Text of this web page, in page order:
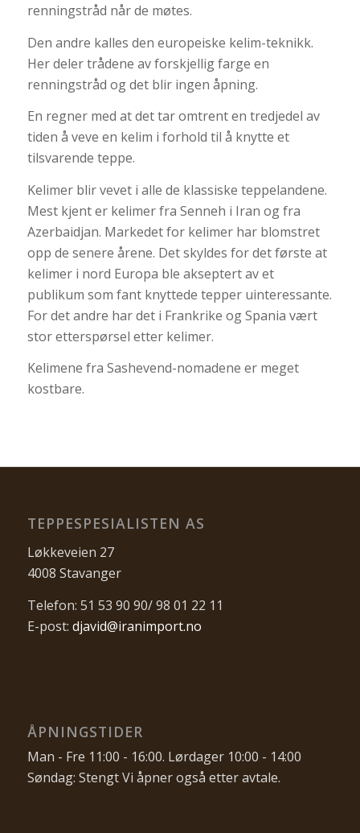
renningstråd når de møtes.
Den andre kalles den europeiske kelim-teknikk.
Her deler trådene av forskjellig farge en
renningstråd og det blir ingen åpning.
En regner med at det tar omtrent en tredjedel av
tiden å veve en kelim i forhold til å knytte et
tilsvarende teppe.
Kelimer blir vevet i alle de klassiske teppelandene.
Mest kjent er kelimer fra Senneh i Iran og fra
Azerbaidjan. Markedet for kelimer har blomstret
opp de senere årene. Det skyldes for det første at
kelimer i nord Europa ble akseptert av et
publikum som fant knyttede tepper uinteressante.
For det andre har det i Frankrike og Spania vært
stor etterspørsel etter kelimer.
Kelimene fra Sashevend-nomadene er meget
kostbare.
TEPPESPESIALISTEN AS
Løkkeveien 27
4008 Stavanger
Telefon: 51 53 90 90/ 98 01 22 11
E-post: djavid@iranimport.no
ÅPNINGSTIDER
Man - Fre 11:00 - 16:00. Lørdager 10:00 - 14:00
Søndag: Stengt Vi åpner også etter avtale.